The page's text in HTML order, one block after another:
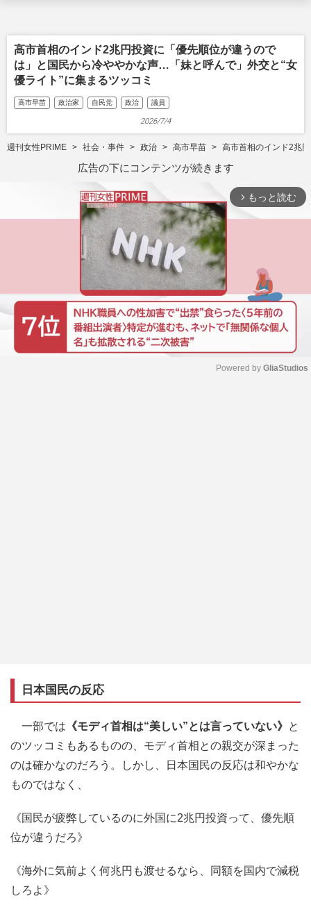
高市首相のインド2兆円投資に「優先順位が違うので
は」と国民から冷ややかな声…「妹と呼んで」外交と“女
優ライト”に集まるツッコミ
高市早苗 政治家 自民党 政治 議員
2026/7/4
週刊女性PRIME 社会・事件 政治 高市早苗 高市首相のインド2兆
広告の下にコンテンツが続きます
arrow_forward_ios もっと読む
Powered by GliaStudios
日本国民の反応
一部では 《モディ首相は“美しい”とは言っていない》 と
のツッコミもあるものの、モディ首相との親交が深まった
のは確かなのだろう。しかし、日本国民の反応は和やかな
ものではなく、
《国民が疲弊しているのに外国に2兆円投資って、優先順
位が違うだろ》
《海外に気前よく何兆円も渡せるなら、同額を国内で減税
しろよ》